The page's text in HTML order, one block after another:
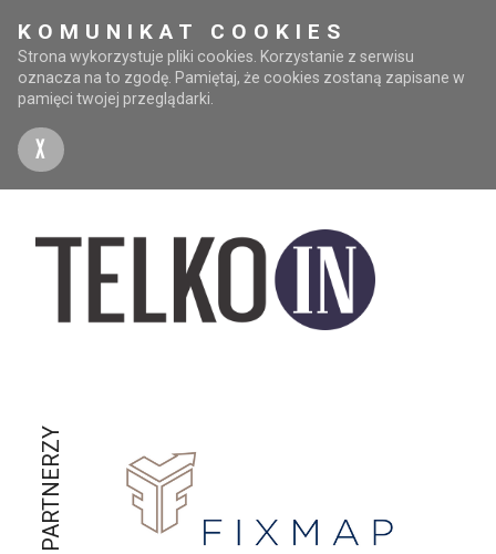
KOMUNIKAT COOKIES
Strona wykorzystuje pliki cookies. Korzystanie z serwisu
oznacza na to zgodę. Pamiętaj, że cookies zostaną zapisane w
pamięci twojej przeglądarki.
X
PARTNERZY